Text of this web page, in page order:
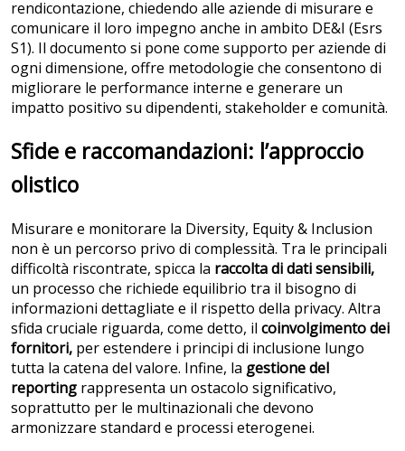
rendicontazione, chiedendo alle aziende di misurare e
comunicare il loro impegno anche in ambito DE&I (Esrs
S1). Il documento si pone come supporto per aziende di
ogni dimensione, offre metodologie che consentono di
migliorare le performance interne e generare un
impatto positivo su dipendenti, stakeholder e comunità.
Sfide e raccomandazioni: l’approccio
olistico
Misurare e monitorare la Diversity, Equity & Inclusion
non è un percorso privo di complessità. Tra le principali
difficoltà riscontrate, spicca la raccolta di dati sensibili,
un processo che richiede equilibrio tra il bisogno di
informazioni dettagliate e il rispetto della privacy. Altra
sfida cruciale riguarda, come detto, il coinvolgimento dei
fornitori, per estendere i principi di inclusione lungo
tutta la catena del valore. Infine, la gestione del
reporting rappresenta un ostacolo significativo,
soprattutto per le multinazionali che devono
armonizzare standard e processi eterogenei.